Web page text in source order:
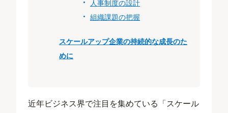
人事制度の設計
組織課題の把握
スケールアップ企業の持続的な成長のた
めに
近年ビジネス界で注目を集めている「スケール